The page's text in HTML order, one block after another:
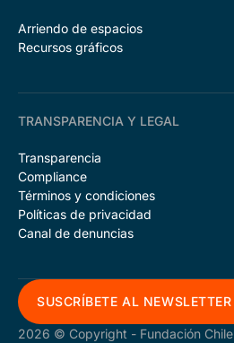
Arriendo de espacios
Recursos gráficos
TRANSPARENCIA Y LEGAL
Transparencia
Compliance
Términos y condiciones
Políticas de privacidad
Canal de denuncias
SUSCRÍBETE AL NEWSLETTER
2026 © Copyright - Fundación Chile